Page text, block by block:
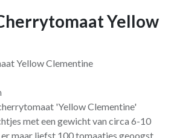
Yellow
Yellow Clementine
'Yellow Clementine'
met een gewicht van circa 6-10
maar liefst 100 tomaatjes geoogst